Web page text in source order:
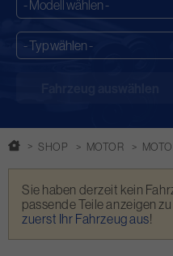
SHOP MOTOR
Warnmeldung
Sie haben derzeit kein
passende Teile anzeigen
zuerst Ihr Fahrzeug aus!